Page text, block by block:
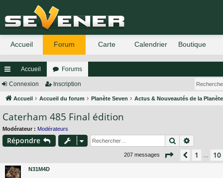
ac
co
ur
ci
Accueil Forums
Connexion Inscription
Accueil Accueil du forum Planète Seven Actus & Nouveautés de la
Caterham 485 Final édition
Modérateur : Modérateurs
Répondre Rechercher
207 messages Page 12 sur14
1 10
N31M4D